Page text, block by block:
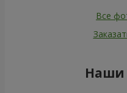
Все
Наши